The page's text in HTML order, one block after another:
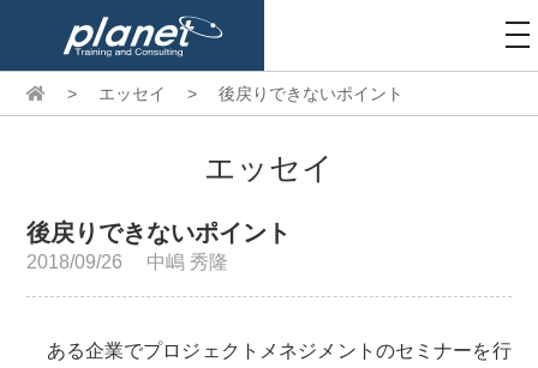
>
エッセイ > 後戻りできないポイント
エッセイ
後戻りできないポイント
2018/09/26 中嶋 秀隆
ある企業でプロジェクトメネジメントのセミナーを行